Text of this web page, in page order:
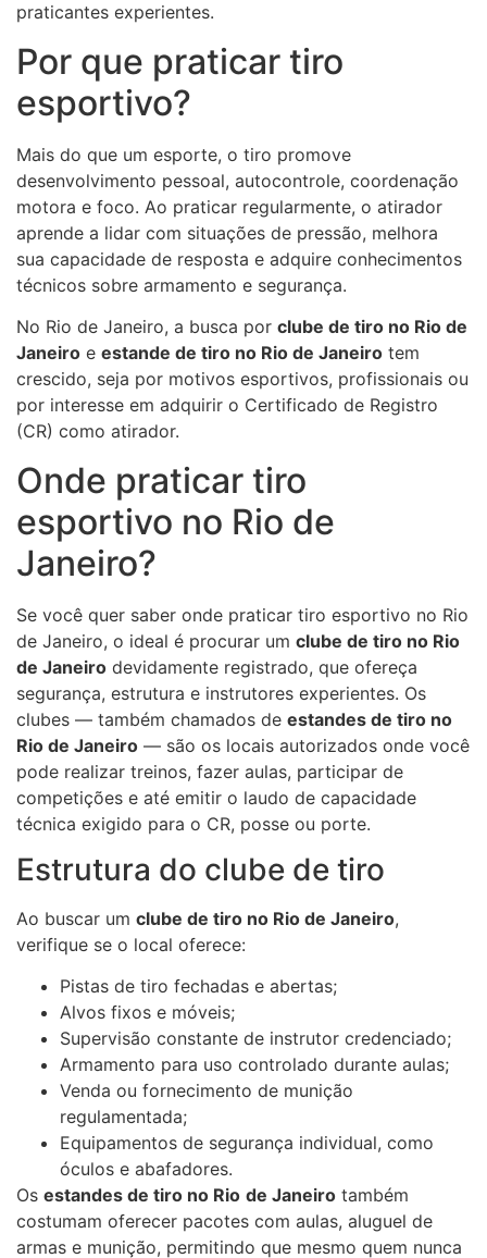
praticantes experientes.
Por que praticar tiro
esportivo?
Mais do que um esporte, o tiro promove
desenvolvimento pessoal, autocontrole, coordenação
motora e foco. Ao praticar regularmente, o atirador
aprende a lidar com situações de pressão, melhora
sua capacidade de resposta e adquire conhecimentos
técnicos sobre armamento e segurança.
No Rio de Janeiro, a busca por clube de tiro no Rio de
Janeiro e estande de tiro no Rio de Janeiro tem
crescido, seja por motivos esportivos, profissionais ou
por interesse em adquirir o Certificado de Registro
(CR) como atirador.
Onde praticar tiro
esportivo no Rio de
Janeiro?
Se você quer saber onde praticar tiro esportivo no Rio
de Janeiro, o ideal é procurar um clube de tiro no Rio
de Janeiro devidamente registrado, que ofereça
segurança, estrutura e instrutores experientes. Os
clubes — também chamados de estandes de tiro no
Rio de Janeiro — são os locais autorizados onde você
pode realizar treinos, fazer aulas, participar de
competições e até emitir o laudo de capacidade
técnica exigido para o CR, posse ou porte.
Estrutura do clube de tiro
Ao buscar um clube de tiro no Rio de Janeiro,
verifique se o local oferece:
Pistas de tiro fechadas e abertas;
Alvos fixos e móveis;
Supervisão constante de instrutor credenciado;
Armamento para uso controlado durante aulas;
Venda ou fornecimento de munição
regulamentada;
Equipamentos de segurança individual, como
óculos e abafadores.
Os estandes de tiro no Rio de Janeiro também
costumam oferecer pacotes com aulas, aluguel de
armas e munição, permitindo que mesmo quem nunca